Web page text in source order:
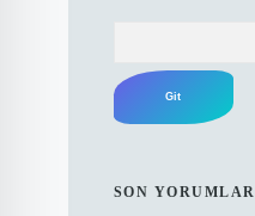
SON YORUMLAR